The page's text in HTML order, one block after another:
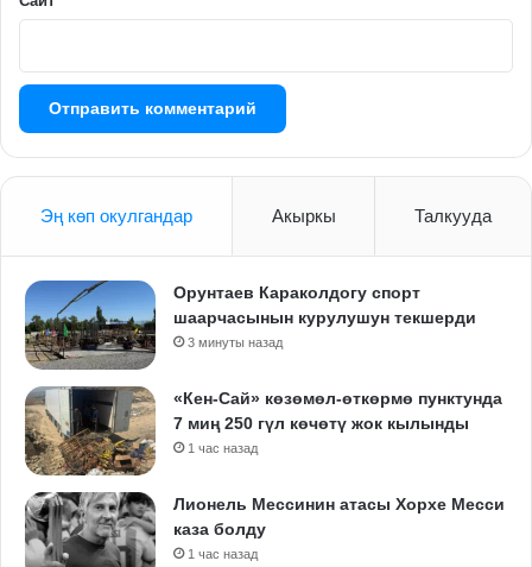
Эң көп окулгандар Акыркы Талкууда
Орунтаев Караколдогу спорт
шаарчасынын курулушун текшерди
3 минуты назад
«Кен-Сай» көзөмөл-өткөрмө пунктунда
7 миң 250 гүл көчөтү жок кылынды
1 час назад
Лионель Мессинин атасы Хорхе Месси
каза болду
1 час назад